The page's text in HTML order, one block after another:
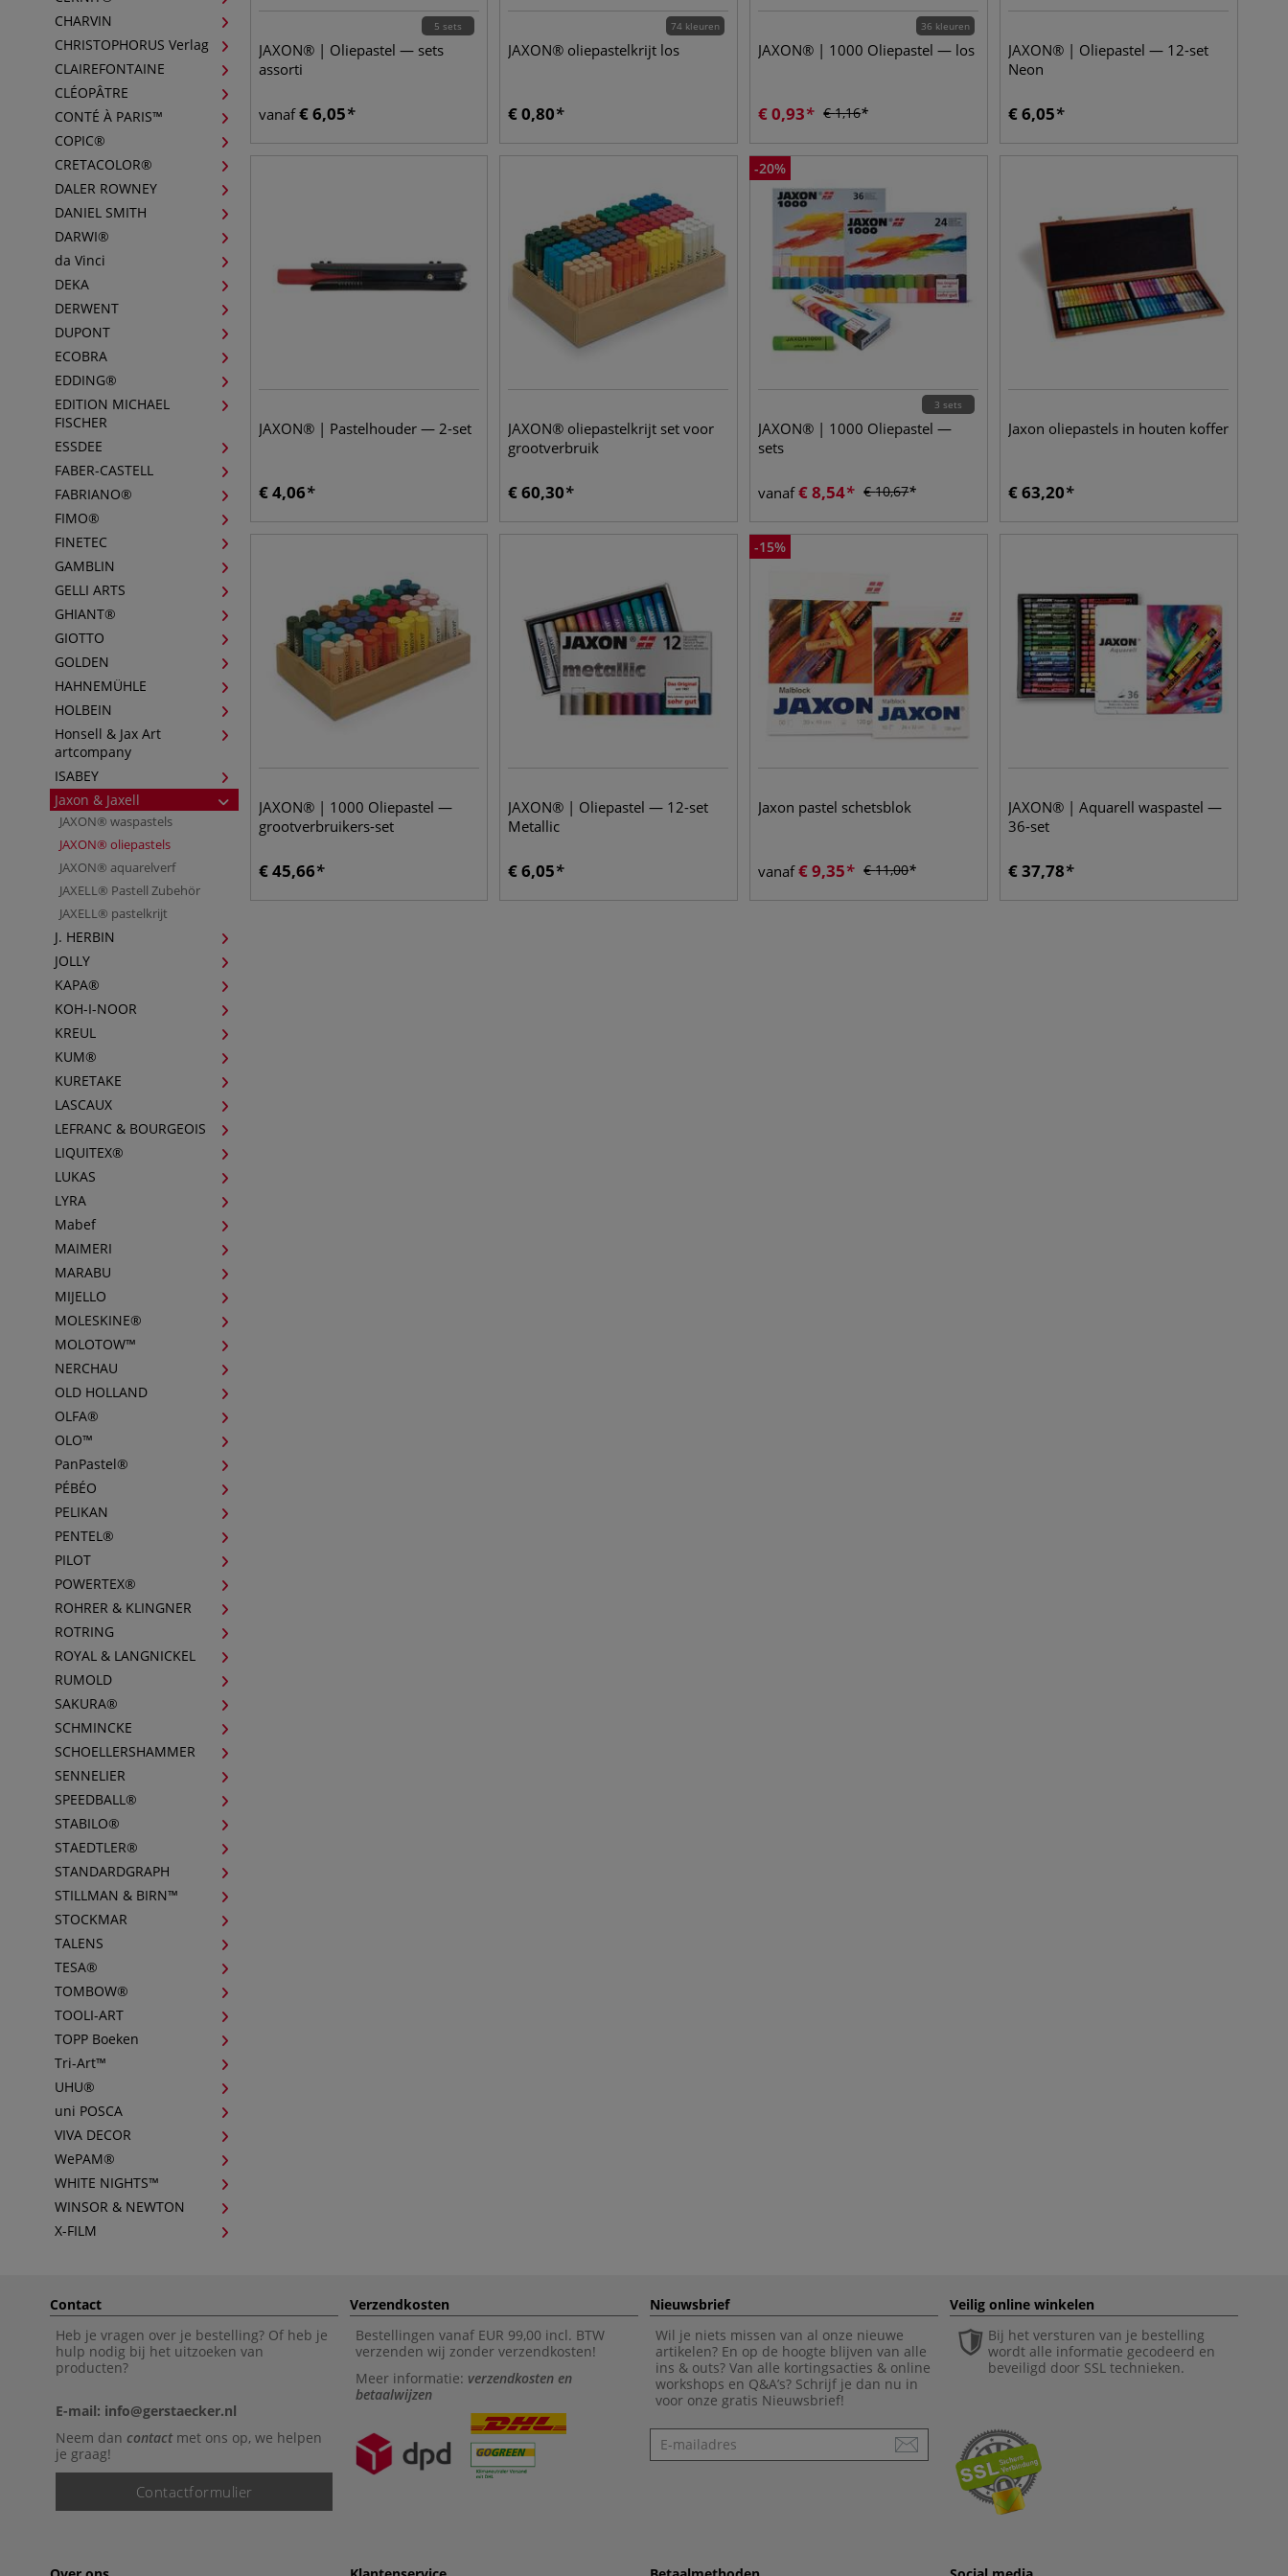
CHARVIN
CHRISTOPHORUS Verlag
CLAIREFONTAINE
CLÉOPÂTRE
CONTÉ À PARIS™
COPIC®
CRETACOLOR®
DALER ROWNEY
DANIEL SMITH
DARWI®
da Vinci
DEKA
DERWENT
DUPONT
ECOBRA
EDDING®
EDITION MICHAEL
FISCHER
ESSDEE
FABER-CASTELL
FABRIANO®
FIMO®
FINETEC
GAMBLIN
GELLI ARTS
GHIANT®
GIOTTO
GOLDEN
HAHNEMÜHLE
HOLBEIN
Honsell & Jax Art
artcompany
ISABEY
Jaxon & Jaxell
JAXON® waspastels
JAXON® oliepastels
JAXON® aquarelverf
JAXELL® Pastell Zubehör
JAXELL® pastelkrijt
J. HERBIN
JOLLY
KAPA®
KOH-I-NOOR
KREUL
KUM®
KURETAKE
LASCAUX
LEFRANC & BOURGEOIS
LIQUITEX®
LUKAS
LYRA
Mabef
MAIMERI
MARABU
MIJELLO
MOLESKINE®
MOLOTOW™
NERCHAU
OLD HOLLAND
OLFA®
OLO™
PanPastel®
PÉBÉO
PELIKAN
PENTEL®
PILOT
POWERTEX®
ROHRER & KLINGNER
ROTRING
ROYAL & LANGNICKEL
RUMOLD
SAKURA®
SCHMINCKE
SCHOELLERSHAMMER
SENNELIER
SPEEDBALL®
STABILO®
STAEDTLER®
STANDARDGRAPH
STILLMAN & BIRN™
STOCKMAR
TALENS
TESA®
TOMBOW®
TOOLI-ART
TOPP Boeken
Tri-Art™
UHU®
uni POSCA
VIVA DECOR
WePAM®
WHITE NIGHTS™
WINSOR & NEWTON
X-FILM
5 sets
JAXON® | Oliepastel — sets
assorti
vanaf €6,05
74 kleuren
JAXON® oliepastelkrijt los
€0,80
36 kleuren
JAXON® | 1000 Oliepastel — los
€0,93 €1,16
JAXON® | Oliepastel — 12-set
Neon
€6,05
JAXON® | Pastelhouder — 2-set
€4,06
JAXON® oliepastelkrijt set voor
grootverbruik
€60,30
-20%
3 sets
JAXON® | 1000 Oliepastel —
sets
vanaf €8,54 €10,67
Jaxon oliepastels in houten koffer
€63,20
JAXON® | 1000 Oliepastel —
grootverbruikers-set
€45,66
JAXON® | Oliepastel — 12-set
Metallic
€6,05
-15%
Jaxon pastel schetsblok
vanaf €9,35 €11,00
JAXON® | Aquarell waspastel —
36-set
€37,78
Contact
Heb je vragen over je bestelling? Of heb je
hulp nodig bij het uitzoeken van
producten?
E-mail: info@gerstaecker.nl
Neem dan contactmet ons op, we helpen
je graag!
Contactformulier
Verzendkosten
Bestellingen vanaf EUR 99,00 incl. BTW
verzenden wij zonder verzendkosten!
Meer informatie: verzendkosten en
betaalwijzen
Nieuwsbrief
Wil je niets missen van al onze nieuwe
artikelen? En op de hoogte blijven van alle
ins & outs? Van alle kortingsacties & online
workshops en Q&A’s? Schrijf je dan nu in
voor onze gratis Nieuwsbrief!
Nieuwsbrief
Veilig online winkelen
Bij het versturen van je bestelling
wordt alle informatie gecodeerd en
beveiligd door SSL technieken.